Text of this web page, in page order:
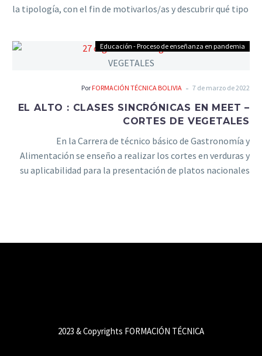
la tipología, con el fin de motivarlos/as y descubrir qué tipo
Educación - Proceso de enseñanza en pandemia
Por FORMACIÓN TÉCNICA BOLIVIA - 7 de marzo de 2022
EL ALTO : CLASES SINCRÓNICAS EN MEET –
CORTES DE VEGETALES
En la Carrera de técnico básico de Gastronomía y
Alimentación se enseño a realizar los cortes en verduras y
su aplicabilidad para la presentación de platos nacionales
2023 & Copyrights FORMACIÓN TÉCNICA